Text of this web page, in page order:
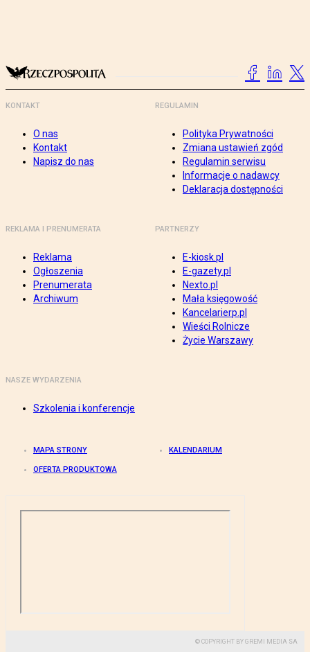
KONTAKT
O nas
Kontakt
Napisz do nas
REGULAMIN
Polityka Prywatności
Zmiana ustawień zgód
Regulamin serwisu
Informacje o nadawcy
Deklaracja dostępności
REKLAMA I PRENUMERATA
Reklama
Ogłoszenia
Prenumerata
Archiwum
PARTNERZY
E-kiosk.pl
E-gazety.pl
Nexto.pl
Mała księgowość
Kancelarierp.pl
Wieści Rolnicze
Życie Warszawy
NASZE WYDARZENIA
Szkolenia i konferencje
MAPA STRONY KALENDARIUM
OFERTA PRODUKTOWA
© COPYRIGHT BY GREMI MEDIA SA